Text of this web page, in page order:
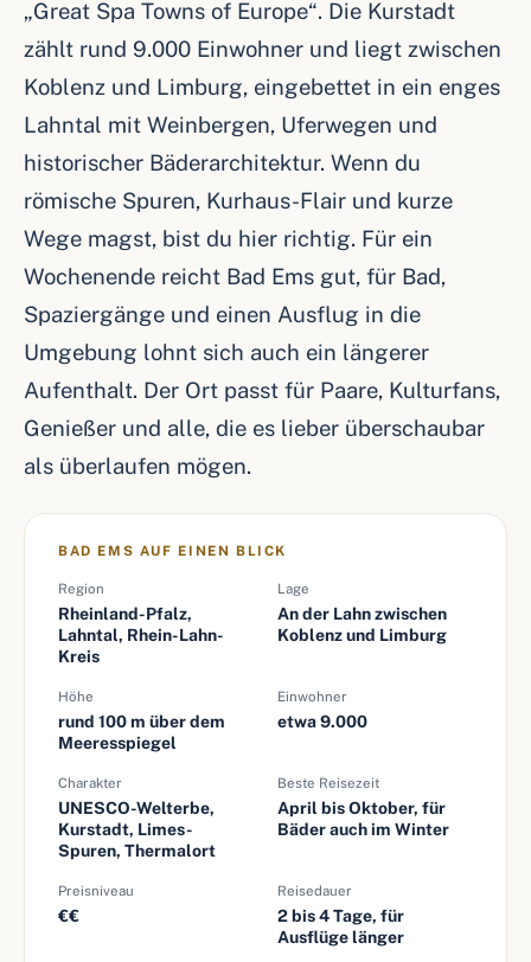
„Great Spa Towns of Europe“. Die Kurstadt
zählt rund 9.000 Einwohner und liegt zwischen
Koblenz und Limburg, eingebettet in ein enges
Lahntal mit Weinbergen, Uferwegen und
historischer Bäderarchitektur. Wenn du
römische Spuren, Kurhaus-Flair und kurze
Wege magst, bist du hier richtig. Für ein
Wochenende reicht Bad Ems gut, für Bad,
Spaziergänge und einen Ausflug in die
Umgebung lohnt sich auch ein längerer
Aufenthalt. Der Ort passt für Paare, Kulturfans,
Genießer und alle, die es lieber überschaubar
als überlaufen mögen.
BAD EMS AUF EINEN BLICK
Region
Rheinland-Pfalz,
Lahntal, Rhein-Lahn-
Kreis
Lage
An der Lahn zwischen
Koblenz und Limburg
Höhe
rund 100 m über dem
Meeresspiegel
Einwohner
etwa 9.000
Charakter
UNESCO-Welterbe,
Kurstadt, Limes-
Spuren, Thermalort
Beste Reisezeit
April bis Oktober, für
Bäder auch im Winter
Preisniveau
€€
Reisedauer
2 bis 4 Tage, für
Ausflüge länger